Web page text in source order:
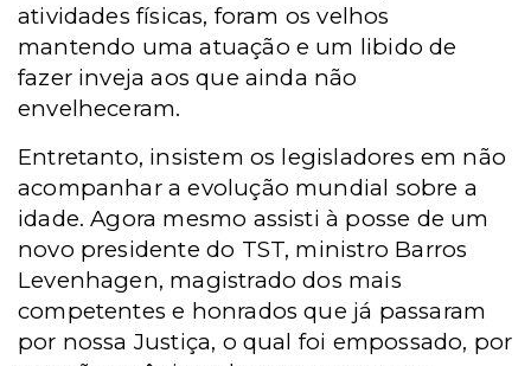
atividades físicas, foram os velhos
mantendo uma atuação e um libido de
fazer inveja aos que ainda não
envelheceram.
Entretanto, insistem os legisladores em não
acompanhar a evolução mundial sobre a
idade. Agora mesmo assisti à posse de um
novo presidente do TST, ministro Barros
Levenhagen, magistrado dos mais
competentes e honrados que já passaram
por nossa Justiça, o qual foi empossado, por